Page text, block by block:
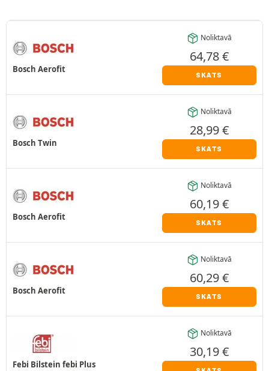
Bosch Aerofit
Noliktavā
64,78€
SKATS
Bosch Twin
Noliktavā
28,99€
SKATS
Bosch Aerofit
Noliktavā
60,19€
SKATS
Bosch Aerofit
Noliktavā
60,29€
SKATS
Febi Bilstein febi Plus
Noliktavā
30,19€